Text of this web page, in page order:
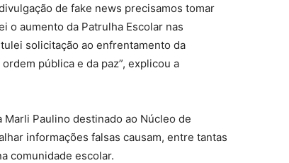
de fake news precisamos tomar
o aumento da Patrulha Escolar nas
solicitação ao enfrentamento da
pública e da paz”, explicou a
Paulino destinado ao Núcleo de
informações falsas causam, entre tantas
comunidade escolar.